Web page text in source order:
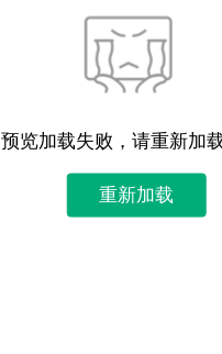
预览加载失败，请重新加
重新加载